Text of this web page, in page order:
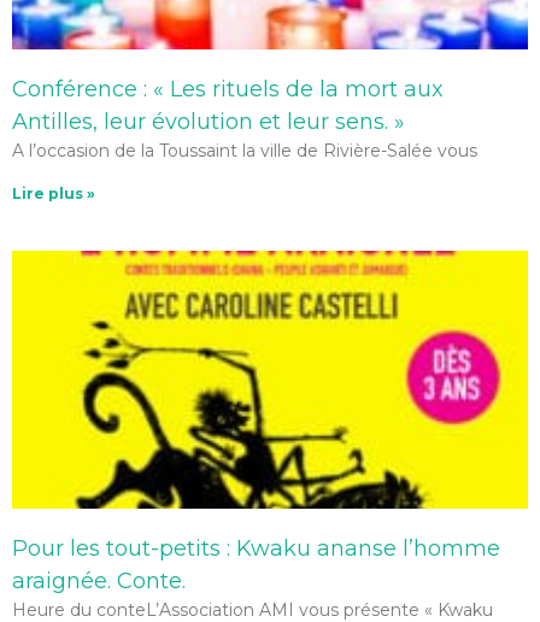
Conférence : « Les rituels de la mort aux
Antilles, leur évolution et leur sens. »
A l’occasion de la Toussaint la ville de Rivière-Salée vous
Lire plus »
Pour les tout-petits : Kwaku ananse l’homme
araignée. Conte.
Heure du conteL’Association AMI vous présente « Kwaku